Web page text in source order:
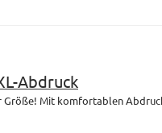
Abdruck
Größe! Mit komfortablen